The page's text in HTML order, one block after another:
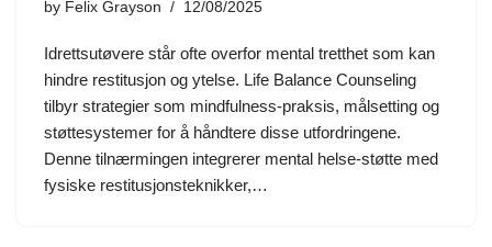
by Felix Grayson 12/08/2025
Idrettsutøvere står ofte overfor mental tretthet som kan
hindre restitusjon og ytelse. Life Balance Counseling
tilbyr strategier som mindfulness-praksis, målsetting og
støttesystemer for å håndtere disse utfordringene.
Denne tilnærmingen integrerer mental helse-støtte med
fysiske restitusjonsteknikker,…